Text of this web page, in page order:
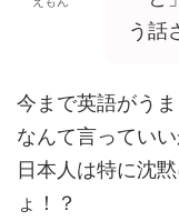
う話
今まで英語がうま
なんて言ってい
日本人は特に沈
ょ！？